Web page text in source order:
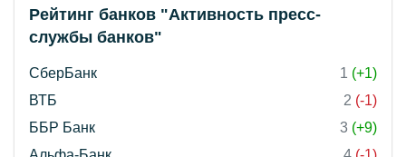
Рейтинг банков "Активность пресс-
службы банков"
СберБанк 1 (+1)
ВТБ
2 (-1)
ББР Банк
3 (+9)